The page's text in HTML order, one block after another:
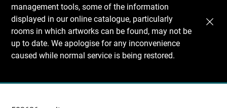
management tools, some of the information
displayed in our online catalogue, particularly
rooms in which artworks can be found, may not be
up to date. We apologise for any inconvenience
caused while normal service is being restored.
Recherche